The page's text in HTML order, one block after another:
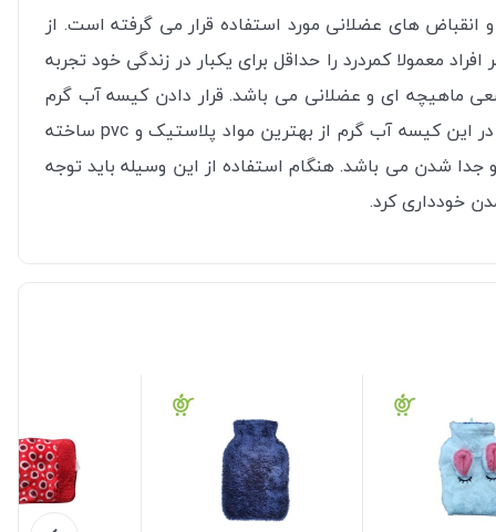
های عضلانی مورد استفاده قرار می گرفته است. از
معمولا کمردرد را حداقل برای یکبار در زندگی خود تجربه
ماهیچه ای و عضلانی می باشد. قرار دادن کیسه آب گرم
یونیک زیر پتو چند دقیقه قبل از رفتن به رختخواب می تواند احساس گرمای خوبی را به شما منتقل کند. جنس به کار رفته شده در این کیسه آب گرم از بهترین مواد پلاستیک و pvc ساخته
شدن می باشد. هنگام استفاده از این وسیله باید توجه